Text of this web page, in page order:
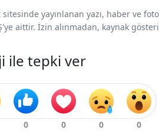
yayınlanan yazı, haber ve
aittir. İzin alınmadan, kaynak
ile tepki ver